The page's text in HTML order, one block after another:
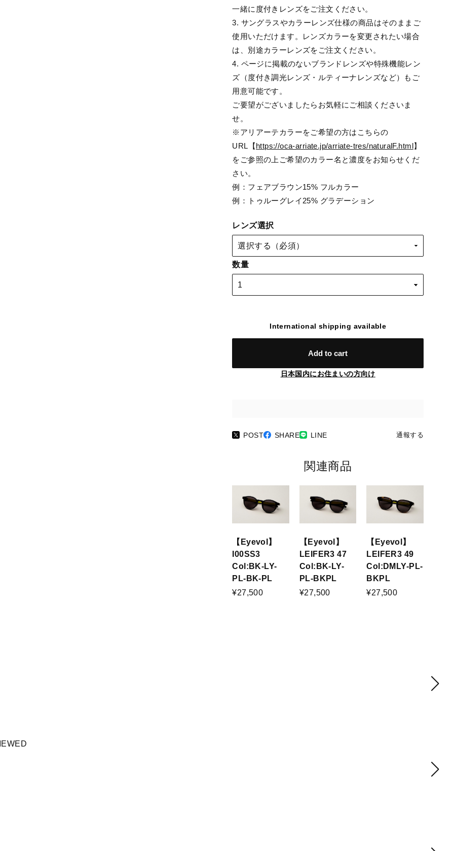
一緒に度付きレンズをご注文ください。
3. サングラスやカラーレンズ仕様の商品はそのままご
使用いただけます。レンズカラーを変更されたい場合
は、別途カラーレンズをご注文ください。
4. ページに掲載のないブランドレンズや特殊機能レン
ズ（度付き調光レンズ・ルティーナレンズなど）もご
用意可能です。
ご要望がございましたらお気軽にご相談くださいま
せ。
※アリアーテカラーをご希望の方はこちらの
URL【https://oca-arriate.jp/arriate-tres/naturalF.html】
をご参照の上ご希望のカラー名と濃度をお知らせくだ
さい。
例：フェアブラウン15% フルカラー
例：トゥルーグレイ25% グラデーション
レンズ選択
数量
International shipping available
Add to cart
日本国内にお住まいの方向け
POST SHARE LINE 通報する
関連商品
【Eyevol】
I00SS3
Col:BK-LY-
PL-BK-PL
¥27,500
【Eyevol】
LEIFER3 47
Col:BK-LY-
PL-BKPL
¥27,500
【Eyevol】
LEIFER3 49
Col:DMLY-PL-
BKPL
¥27,500